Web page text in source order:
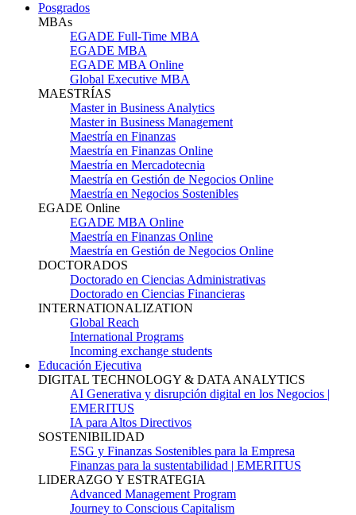
Posgrados
MBAs
EGADE Full-Time MBA
EGADE MBA
EGADE MBA Online
Global Executive MBA
MAESTRÍAS
Master in Business Analytics
Master in Business Management
Maestría en Finanzas
Maestría en Finanzas Online
Maestría en Mercadotecnia
Maestría en Gestión de Negocios Online
Maestría en Negocios Sostenibles
EGADE Online
EGADE MBA Online
Maestría en Finanzas Online
Maestría en Gestión de Negocios Online
DOCTORADOS
Doctorado en Ciencias Administrativas
Doctorado en Ciencias Financieras
INTERNATIONALIZATION
Global Reach
International Programs
Incoming exchange students
Educación Ejecutiva
DIGITAL TECHNOLOGY & DATA ANALYTICS
AI Generativa y disrupción digital en los Negocios |
EMERITUS
IA para Altos Directivos
SOSTENIBILIDAD
ESG y Finanzas Sostenibles para la Empresa
Finanzas para la sustentabilidad | EMERITUS
LIDERAZGO Y ESTRATEGIA
Advanced Management Program
Journey to Conscious Capitalism